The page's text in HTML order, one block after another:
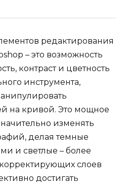
редактирования
– это возможность
контраст и цветность
инструмента,
на кривой. Это мощное
изменять
делая темные
и светлые – более
слоев
достигать